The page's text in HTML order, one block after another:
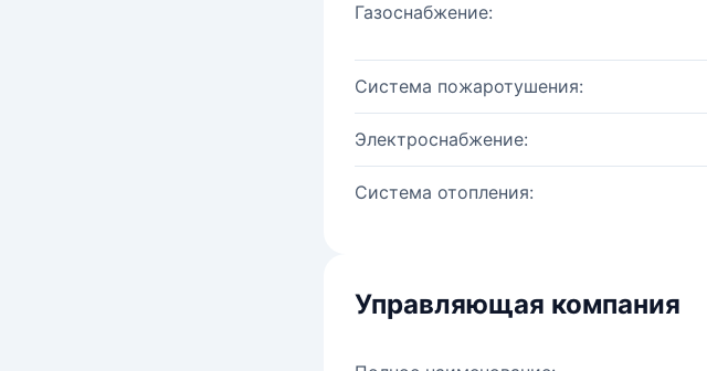
Газоснабжение:
Система пожаротушения:
Электроснабжение:
Система отопления:
Управляющая компания